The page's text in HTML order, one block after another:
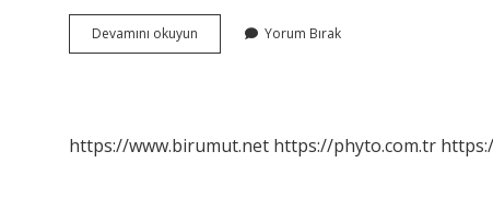
Devamını okuyun
Isminin
Yorum Bırak
https://www.birumut.net https://phyto.com.tr